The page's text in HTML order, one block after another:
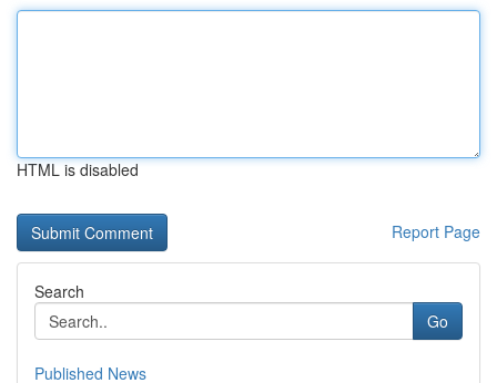
HTML is disabled
Report Page
Search
Go
Published News